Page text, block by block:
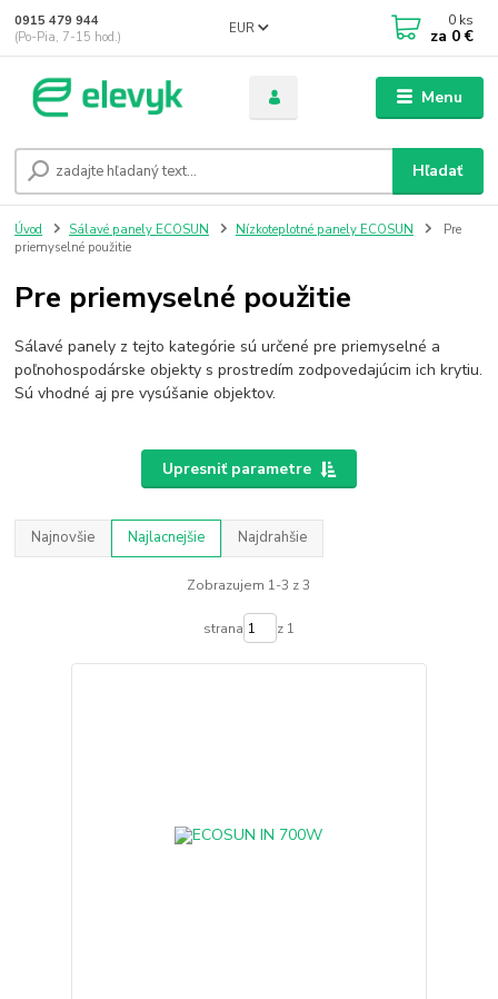
Menu
EUR
Hľadať
0915 479 944
(Po-Pia, 7-15 hod.)
0 ks
za 0 €
Úvod Sálavé panely ECOSUN Nízkoteplotné panely ECOSUN
Pre
priemyselné použitie
Pre priemyselné použitie
Sálavé panely z tejto kategórie sú určené pre priemyselné a
poľnohospodárske objekty s prostredím zodpovedajúcim ich krytiu.
Sú vhodné aj pre vysúšanie objektov.
Upresniť parametre
Najnovšie Najlacnejšie Najdrahšie
Zobrazujem 1-3 z 3
strana z 1